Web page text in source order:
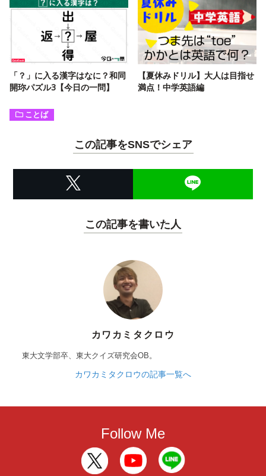
「？」に入る漢字はなに？和同
開珎パズル3【今日の一問】
【夏休みドリル】大人は目指せ
満点！中学英語編
ことば
この記事をSNSでシェア
この記事を書いた人
カワカミタクロウ
東大文学部卒、東大クイズ研究会OB。
カワカミタクロウの記事一覧へ
Follow Me